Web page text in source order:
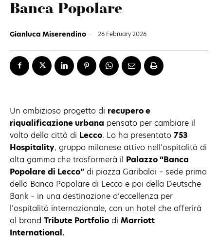
Banca Popolare
Gianluca Miserendino - 26 February 2026
Un ambizioso progetto di recupero e
riqualificazione urbana pensato per cambiare il
volto della città di Lecco. Lo ha presentato 753
Hospitality, gruppo milanese attivo nell’ospitalità di
alta gamma che trasformerà il Palazzo “Banca
Popolare di Lecco” di piazza Garibaldi – sede prima
della Banca Popolare di Lecco e poi della Deutsche
Bank – in una destinazione d’eccellenza per
l’ospitalità internazionale, con un hotel che afferirà
al brand Tribute Portfolio di Marriott
International.